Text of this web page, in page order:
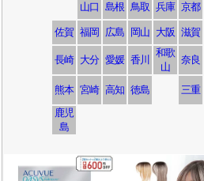
山口 島根 鳥取 兵庫 京都
佐賀 福岡 広島 岡山 大阪 滋賀
長崎 大分 愛媛 香川
和歌
山
奈良
熊本 宮崎 高知 徳島 三重
鹿児
島